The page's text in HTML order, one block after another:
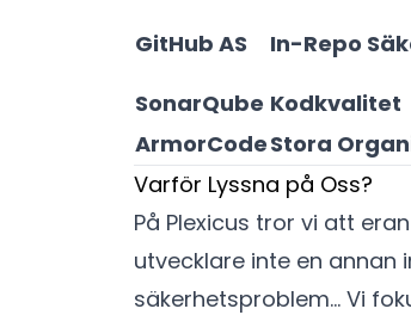
GitHub AS
In-Repo
SonarQube Kodkvalitet
ArmorCodeStora
Varför Lyssna på Oss?
På Plexicus tror vi att
utvecklare inte en annan
säkerhetsproblem… Vi